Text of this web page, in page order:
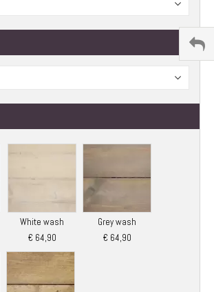
White wash
€ 64,90
Grey wash
€ 64,90